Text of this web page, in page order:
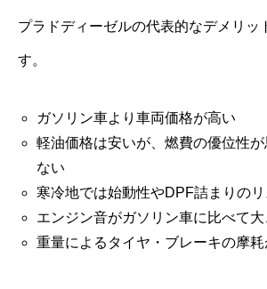
プラドディーゼルの代表的なデメリッ
す。
ガソリン車より車両価格が高い
軽油価格は安いが、燃費の優位性が
ない
寒冷地では始動性やDPF詰まりの
エンジン音がガソリン車に比べて大
重量によるタイヤ・ブレーキの摩耗